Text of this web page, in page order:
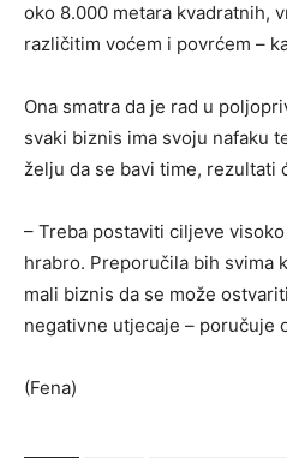
oko 8.000 metara kvadratnih,
različitim voćem i povrćem –
Ona smatra da je rad u
svaki biznis ima svoju nafaku
želju da se bavi time, rezultati
– Treba postaviti ciljeve
hrabro. Preporučila bih svima
mali biznis da se može
negativne utjecaje – poručuje
(Fena)